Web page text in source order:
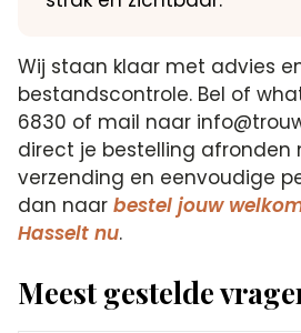
Wij staan klaar met advies
bestandscontrole. Bel of
6830 of mail naar
direct je bestelling afronden
verzending en eenvoudige
dan naarbestel jouw
Hasselt nu.
Meest gestelde